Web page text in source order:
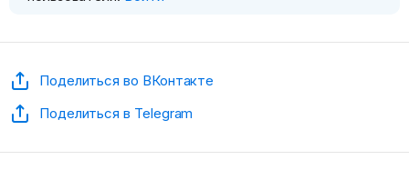
Поделиться во ВКонтакте
Поделиться в Telegram